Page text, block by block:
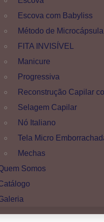
Escova com Babyliss
Método de
FITA INVISÍVEL
Manicure
Progressiva
Reconstrução Capilar
Selagem Capilar
Nó Italiano
Tela Micro
Mechas
Somos